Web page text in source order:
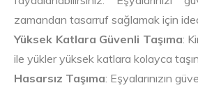
zamandan tasarruf sağlamak için
Yüksek Katlara Güvenli Taşıma:
ile yükler yüksek katlara kolayca
Hasarsız Taşıma: Eşyalarınızın